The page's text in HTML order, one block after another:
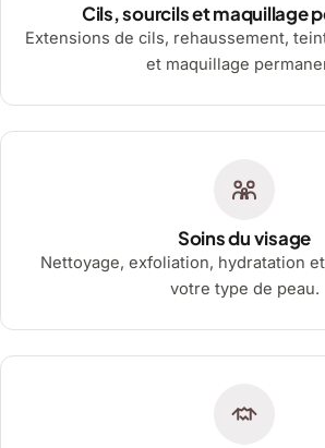
Cils, sourcils et maquillage
Extensions de cils, rehaussement,
et maquillage
Soins du visage
Nettoyage, exfoliation, hydratation
votre type de peau.